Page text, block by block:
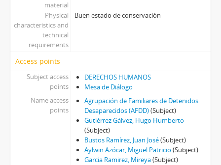
material
Physical
characteristics and
technical
requirements
Buen estado de conservación
Access points
Subject access
points
DERECHOS HUMANOS
Mesa de Diálogo
Name access
points
Agrupación de Familiares de Detenidos
Desaparecidos (AFDD)(Subject)
Gutiérrez Gálvez, Hugo Humberto
(Subject)
Bustos Ramírez, Juan José(Subject)
Aylwin Azócar, Miguel Patricio (Subject)
Garcia Ramirez, Mireya(Subject)